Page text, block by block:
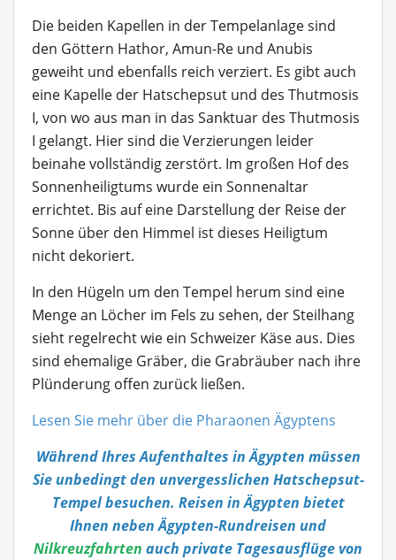
Die beiden Kapellen in der Tempelanlage sind
den Göttern Hathor, Amun-Re und Anubis
geweiht und ebenfalls reich verziert. Es gibt auch
eine Kapelle der Hatschepsut und des Thutmosis
I, von wo aus man in das Sanktuar des Thutmosis
I gelangt. Hier sind die Verzierungen leider
beinahe vollständig zerstört. Im großen Hof des
Sonnenheiligtums wurde ein Sonnenaltar
errichtet. Bis auf eine Darstellung der Reise der
Sonne über den Himmel ist dieses Heiligtum
nicht dekoriert.
In den Hügeln um den Tempel herum sind eine
Menge an Löcher im Fels zu sehen, der Steilhang
sieht regelrecht wie ein Schweizer Käse aus. Dies
sind ehemalige Gräber, die Grabräuber nach ihre
Plünderung offen zurück ließen.
Lesen Sie mehr über die Pharaonen Ägyptens
Während Ihres Aufenthaltes in Ägypten müssen
Sie unbedingt den unvergesslichen Hatschepsut-
Tempel besuchen. Reisen in Ägypten bietet
Ihnen neben Ägypten-Rundreisen und
Nilkreuzfahrten auch private Tagesausflüge von